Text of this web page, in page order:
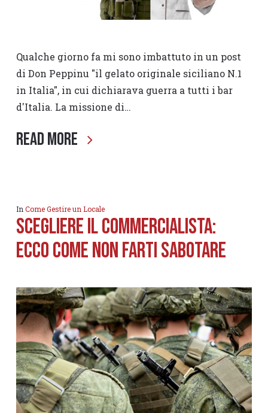
Qualche giorno fa mi sono imbattuto in un post
di Don Peppinu "il gelato originale siciliano N.1
in Italia", in cui dichiarava guerra a tutti i bar
d'Italia. La missione di…
Read More
In Come Gestire un Locale
Scegliere il commercialista:
Ecco come non farti sabotare